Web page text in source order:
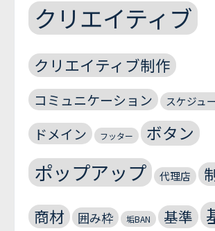
クリエイティブ
クリエイティブ制作
コミュニケーション スケジュ
ドメイン フッター ボタン
ポップアップ 代理店
商材 囲み枠 垢BAN 基準